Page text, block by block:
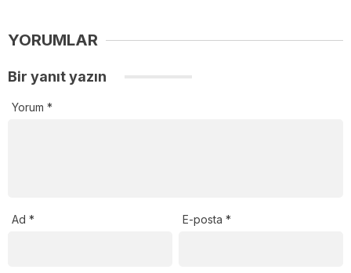
YORUMLAR
Bir yanıt yazın
Yorum *
Ad * E-posta*